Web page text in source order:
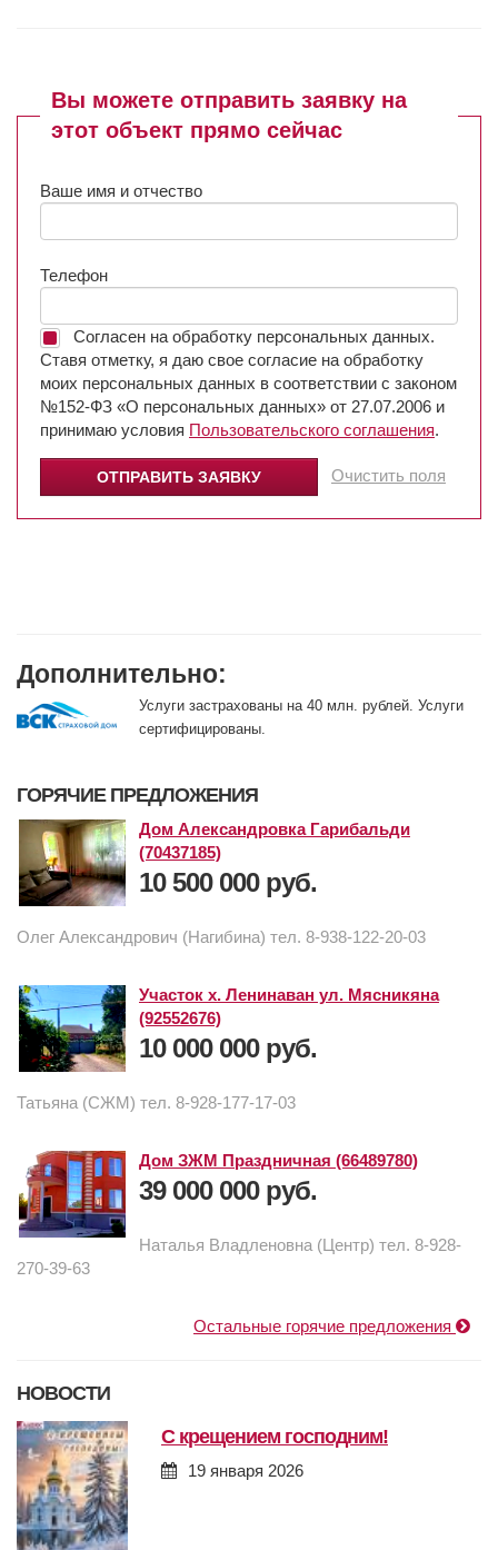
Вы можете отправить заявку на
этот объект прямо сейчас
Ваше имя и отчество
Телефон
Согласен на обработку персональных данных.
Ставя отметку, я даю свое согласие на обработку
моих персональных данных в соответствии с законом
№152-ФЗ «О персональных данных» от 27.07.2006 и
принимаю условия Пользовательского соглашения.
Очистить поля
Дополнительно:
Услуги застрахованы на 40 млн. рублей. Услуги
сертифицированы.
ГОРЯЧИЕ ПРЕДЛОЖЕНИЯ
Дом Александровка Гарибальди
(70437185)
10 500 000 руб.
Олег Александрович (Нагибина) тел. 8-938-122-20-03
Участок х. Ленинаван ул. Мясникяна
(92552676)
10 000 000 руб.
Татьяна (СЖМ) тел. 8-928-177-17-03
Дом ЗЖМ Праздничная (66489780)
39 000 000 руб.
Наталья Владленовна (Центр) тел. 8-928-
270-39-63
Остальные горячие предложения
НОВОСТИ
с крещением господним!
19 января 2026